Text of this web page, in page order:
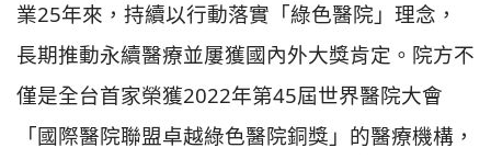
業25年來，持續以行動落實「綠色醫院」理念，
長期推動永續醫療並屢獲國內外大獎肯定。院方不
僅是全台首家榮獲2022年第45屆世界醫院大會
「國際醫院聯盟卓越綠色醫院銅獎」的醫療機構，